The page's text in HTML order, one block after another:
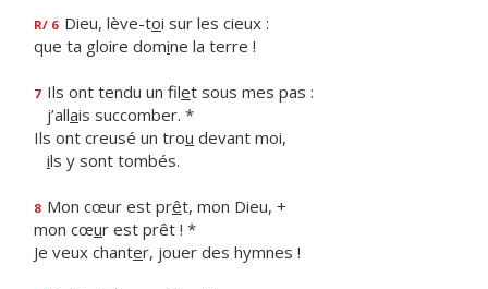
R/ 6 Dieu, lève-toi sur les cieux :
que ta gloire domine la terre !
7 Ils ont tendu un filet sous mes pas :
j’allais succomber. *
Ils ont creusé un trou devant moi,
ils y sont tombés.
8 Mon cœur est prêt, mon Dieu, +
mon cœur est prêt ! *
Je veux chanter, jouer des hymnes !